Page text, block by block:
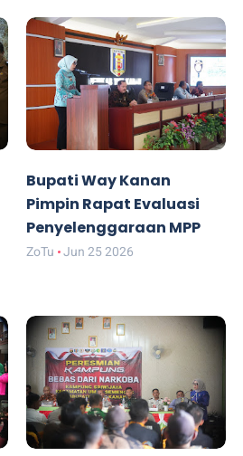
Bupati Way Kanan
Pimpin Rapat Evaluasi
Penyelenggaraan MPP
ZoTu Jun 25 2026